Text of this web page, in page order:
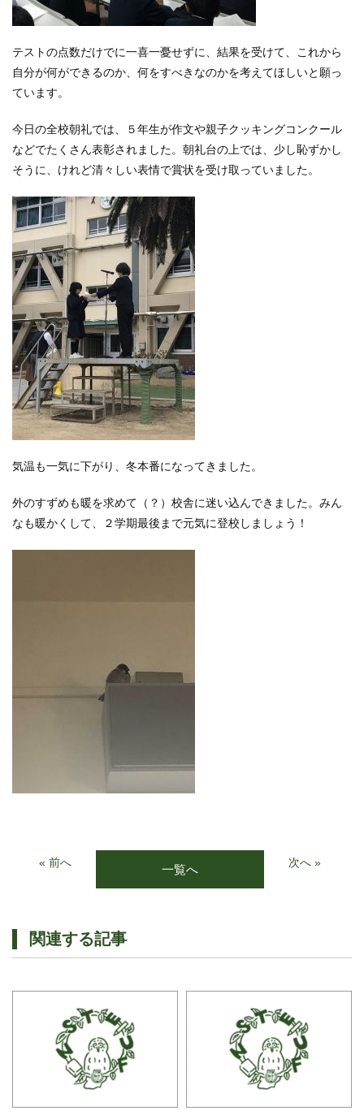
テストの点数だけでに一喜一憂せずに、結果を受けて、これから
自分が何ができるのか、何をすべきなのかを考えてほしいと願っ
ています。
今日の全校朝礼では、５年生が作文や親子クッキングコンクール
などでたくさん表彰されました。朝礼台の上では、少し恥ずかし
そうに、けれど清々しい表情で賞状を受け取っていました。
気温も一気に下がり、冬本番になってきました。
外のすずめも暖を求めて（？）校舎に迷い込んできました。みん
なも暖かくして、２学期最後まで元気に登校しましょう！
« 前へ 一覧へ 次へ »
関連する記事